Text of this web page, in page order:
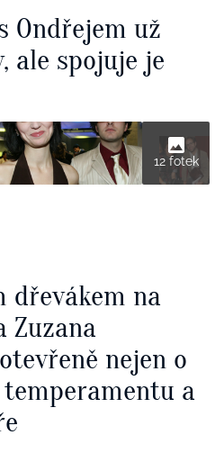
Ondřejem už
ale spojuje je
12 fotek
dřevákem na
Zuzana
nejen o
a